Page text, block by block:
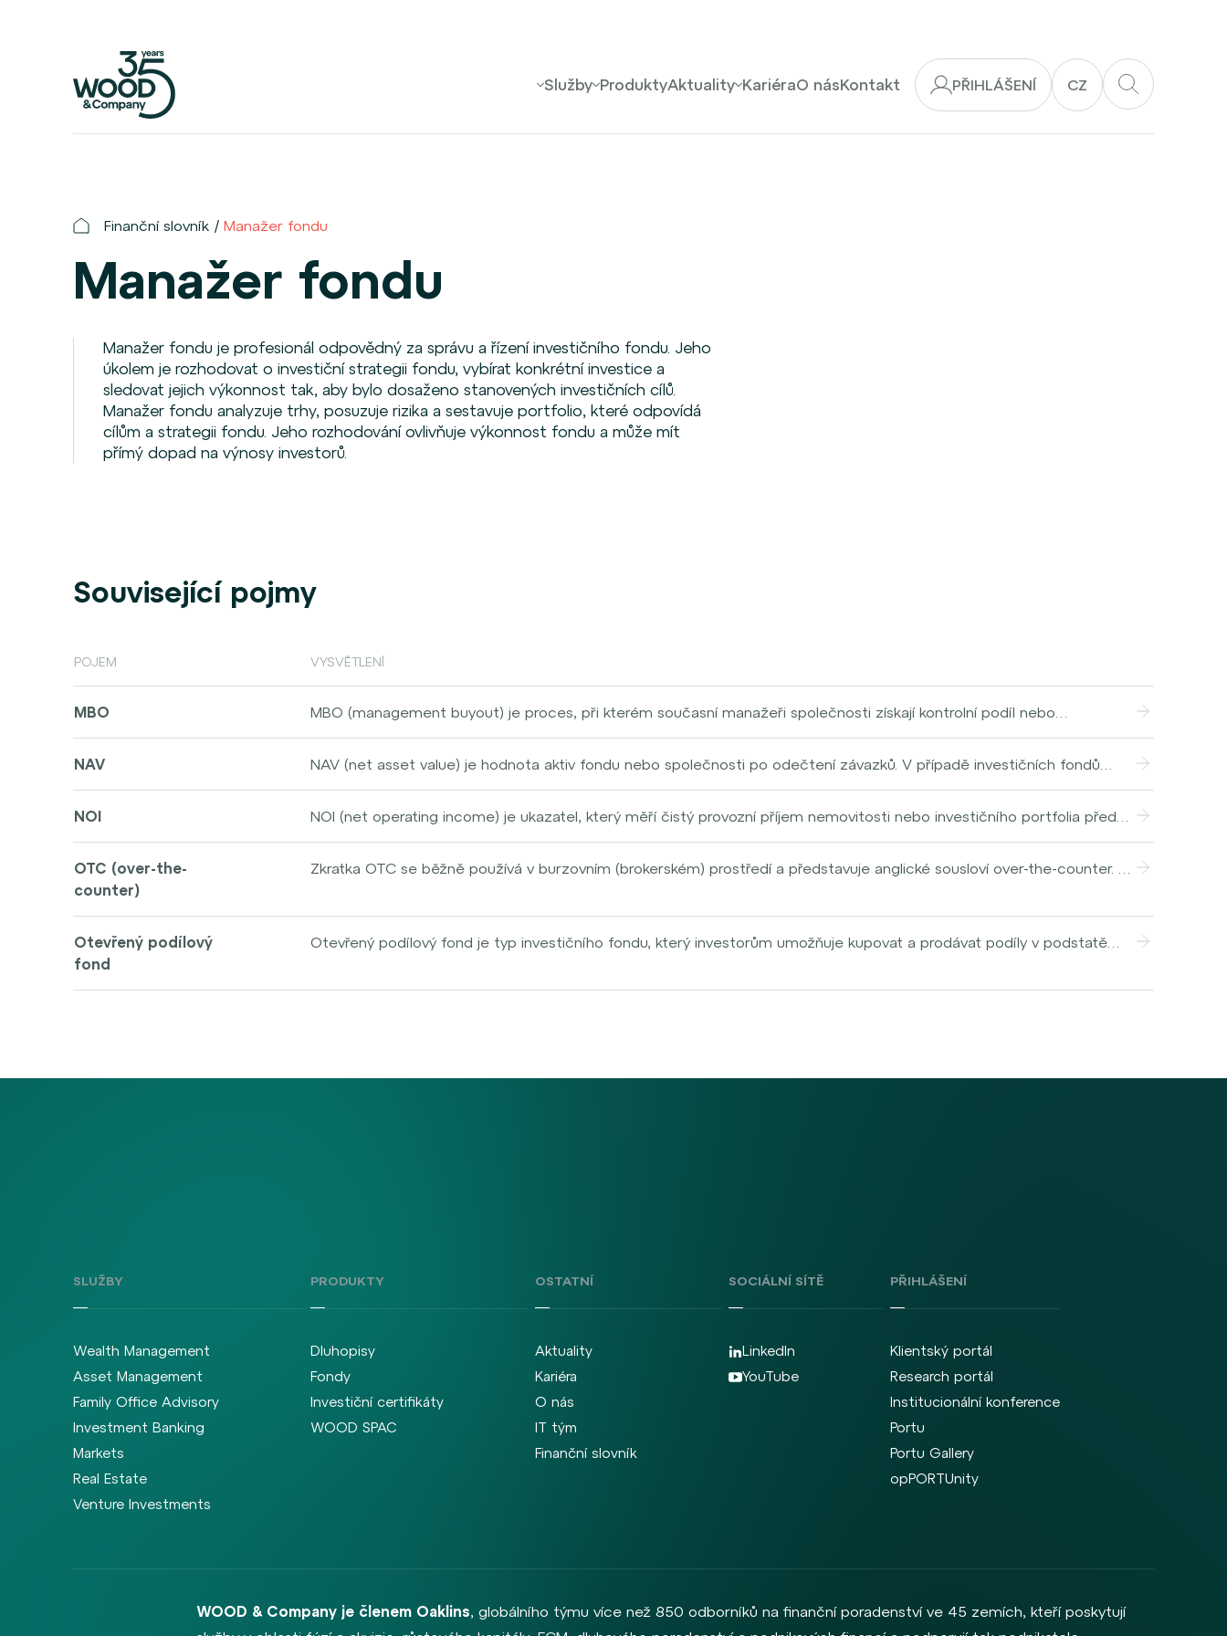
PŘIHLÁŠENÍ CZ
Služby ProduktyAktuality KariéraO násKontakt
Finanční slovník Manažer fondu
Manažer fondu
Manažer fondu je profesionál odpovědný za správu a řízení investičního fondu. Jeho
úkolem je rozhodovat o investiční strategii fondu, vybírat konkrétní investice a
sledovat jejich výkonnost tak, aby bylo dosaženo stanovených investičních cílů.
Manažer fondu analyzuje trhy, posuzuje rizika a sestavuje portfolio, které odpovídá
cílům a strategii fondu. Jeho rozhodování ovlivňuje výkonnost fondu a může mít
přímý dopad na výnosy investorů.
Související pojmy
POJEM VYSVĚTLENÍ
MBO
MBO (management buyout) je proces, při kterém současní manažeři společnosti získají kontrolní podíl nebo
společnost, ve které pracují, rovnou odkoupí. Tento proces umožňuje manažerům převzít vlastnictví a kontrolu nad
společností, často za účelem zefektivnění provozu, zvýšení hodnoty nebo zachování strategické nezávislosti. MBO
jsou často financovány kombinací vlastního kapitálu manažerů a externího financování, jako jsou bankovní úvěry nebo
NAV
NAV (net asset value) je hodnota aktiv fondu nebo společnosti po odečtení závazků. V případě investičních fondů
představuje NAV celkovou hodnotu všech investic fondu, včetně akcií, dluhopisů a jiných aktiv, minus všechny dluhy a
závazky fondu. NAV se obvykle vypočítá na konci obchodního dne a sdílí se s investory jako referenční bod pro
hodnotu jejich investic. U podílových fondů se NAV často používá ke stanovení ceny podílu fondu.
NOI
NOI (net operating income) je ukazatel, který měří čistý provozní příjem nemovitosti nebo investičního portfolia před
zohledněním úroků, daní, odpisů a amortizace. Vypočítá se jako rozdíl mezi celkovými příjmy z nemovitosti (např.
nájemné) a provozními náklady (např. údržba, správa). NOI poskytuje přehled o rentabilitě a efektivnosti provozování
nemovitosti a je důležitým ukazatelem při hodnocení její investiční výkonnosti.
OTC (over-the-
counter)
Zkratka OTC se běžně používá v burzovním (brokerském) prostředí a představuje anglické sousloví over-the-counter. V
spolu obchodují cenné papíry, případně jiné finanční instrumenty a produkty. V dnešní době tak účastníci tohoto
decentralizovaného trhu činí zpravidla prostřednictvím moderních technologických (a komunikačních) nástrojů, jako
jsou telefony, e-maily, specializované obchodní platformy apod. Účastníci OTC trhů tak provádějí čím dál více pokynů
Otevřený podílový
fond
Otevřený podílový fond je typ investičního fondu, který investorům umožňuje kupovat a prodávat podíly v podstatě
na základě hodnoty aktiv fondu, obvykle na konci obchodního dne. Otevřené podílové fondy poskytují investorům
SLUŽBY
Wealth Management
Asset Management
Family Office Advisory
Investment Banking
Markets
Real Estate
Venture Investments
PRODUKTY
Dluhopisy
Fondy
Investiční certifikáty
WOOD SPAC
OSTATNÍ
Aktuality
Kariéra
O nás
IT tým
Finanční slovník
SOCIÁLNÍ SÍTĚ
LinkedIn
YouTube
PŘIHLÁŠENÍ
Klientský portál
Research portál
Institucionální konference
Portu
Portu Gallery
opPORTUnity
WOOD & Company je členem Oaklins, globálního týmu více než 850 odborníků na finanční poradenství ve 45 zemích, kteří poskytují